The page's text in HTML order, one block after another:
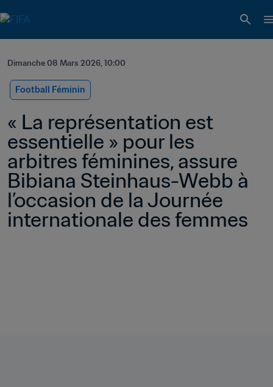
Dimanche 08 Mars 2026, 10:00
Football Féminin
« La représentation est
essentielle » pour les
arbitres féminines, assure
Bibiana Steinhaus-Webb à
l’occasion de la Journée
internationale des femmes